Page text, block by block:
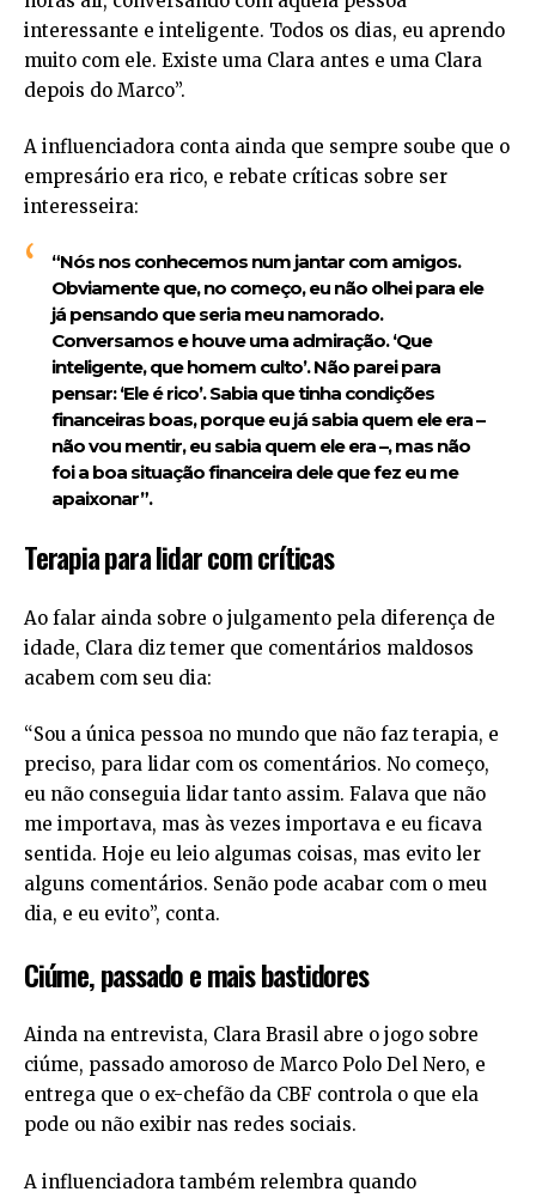
interessante e inteligente. Todos os dias, eu aprendo
muito com ele. Existe uma Clara antes e uma Clara
depois do Marco”.
A influenciadora conta ainda que sempre soube que o
empresário era rico, e rebate críticas sobre ser
interesseira:
“Nós nos conhecemos num jantar com amigos.
Obviamente que, no começo, eu não olhei para ele
já pensando que seria meu namorado.
Conversamos e houve uma admiração. ‘Que
inteligente, que homem culto’. Não parei para
pensar: ‘Ele é rico’. Sabia que tinha condições
financeiras boas, porque eu já sabia quem ele era –
não vou mentir, eu sabia quem ele era –, mas não
foi a boa situação financeira dele que fez eu me
apaixonar”.
Terapia para lidar com críticas
Ao falar ainda sobre o julgamento pela diferença de
idade, Clara diz temer que comentários maldosos
acabem com seu dia:
“Sou a única pessoa no mundo que não faz terapia, e
preciso, para lidar com os comentários. No começo,
eu não conseguia lidar tanto assim. Falava que não
me importava, mas às vezes importava e eu ficava
sentida. Hoje eu leio algumas coisas, mas evito ler
alguns comentários. Senão pode acabar com o meu
dia, e eu evito”, conta.
Ciúme, passado e mais bastidores
Ainda na entrevista, Clara Brasil abre o jogo sobre
ciúme, passado amoroso de Marco Polo Del Nero, e
entrega que o ex-chefão da CBF controla o que ela
pode ou não exibir nas redes sociais.
A influenciadora também relembra quando